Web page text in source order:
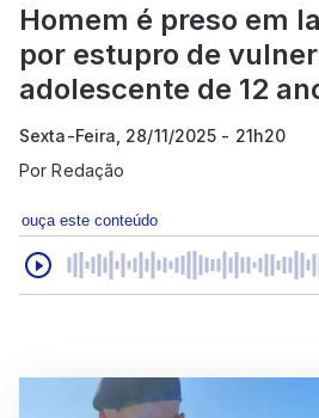
Homem é preso em
por estupro de
adolescente de 12
Sexta-Feira, 28/11/2025 - 21h20
PorRedação
ouça este conteúdo